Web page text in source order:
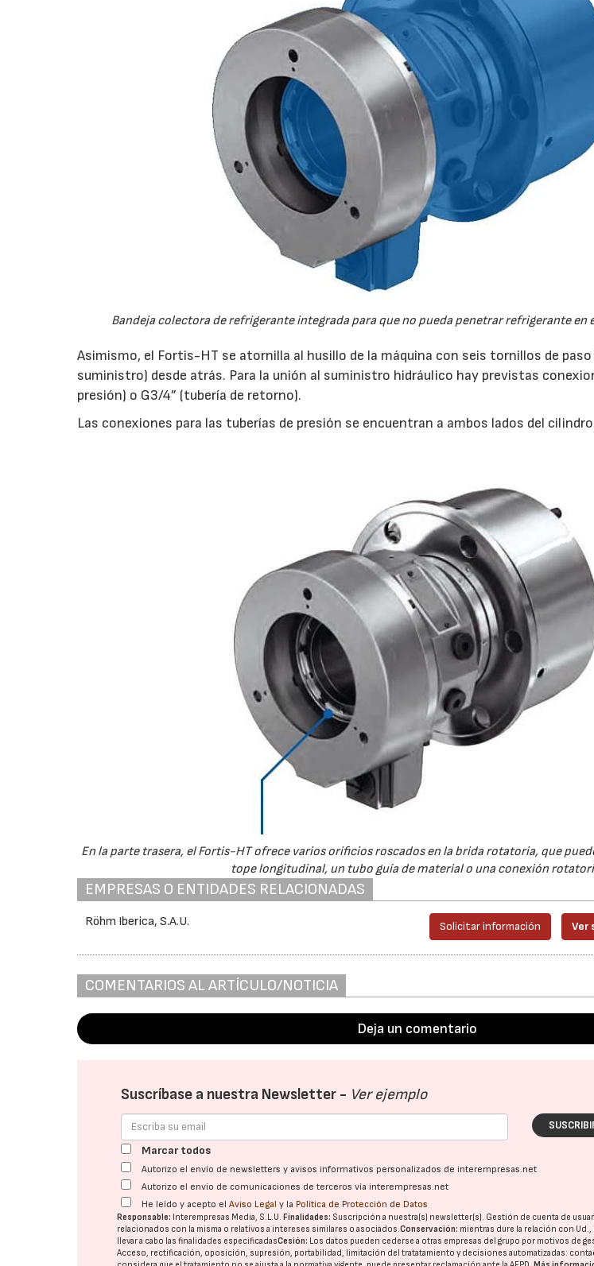
Bandeja colectora de refrigerante integrada para que no pueda penetrar refrigerante en
Asimismo, el Fortis-HT se atornilla al husillo de la máquina con seis tornillos de paso
suministro) desde atrás. Para la unión al suministro hidráulico hay previstas
presión) o G3/4” (tubería de retorno).
Las conexiones para las tuberías de presión se encuentran a ambos lados del
En la parte trasera, el Fortis-HT ofrece varios orificios roscados en la brida rotatoria, que
tope longitudinal, un tubo guía de material o una conexión
EMPRESAS O ENTIDADES RELACIONADAS
Röhm Iberica, S.A.U. Solicitar información Ver
COMENTARIOS AL ARTÍCULO/NOTICIA
Deja un comentario
Suscríbase a nuestra Newsletter - Ver ejemplo
Marcar todos
Autorizo el envío de newsletters y avisos informativos personalizados de interempresas.net
Autorizo el envío de comunicaciones de terceros vía interempresas.net
He leído y acepto elAviso Legal y la Política de Protección de Datos
Responsable: Interempresas Media, S.L.U.Finalidades: Suscripción a nuestra(s) newsletter(s). Gestión de cuenta de
relacionados con la misma o relativos a intereses similares o asociados.Conservación: mientras dure la relación con Ud.,
llevar a cabo las finalidades especificadasCesión: Los datos pueden cederse a otras empresas del grupo por motivos de
Acceso, rectificación, oposición, supresión, portabilidad, limitación del tratatamiento y decisiones automatizadas: